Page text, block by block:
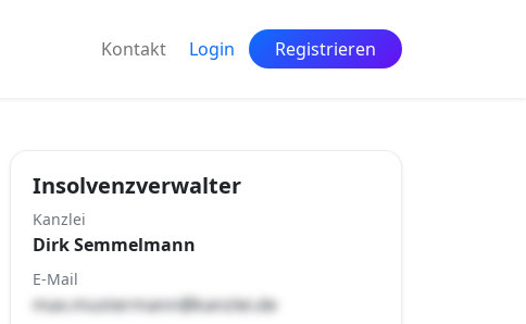
Kontakt Login Registrieren
Insolvenzverwalter
Kanzlei
Dirk Semmelmann
E-Mail
max.mustermann@kanzlei.de